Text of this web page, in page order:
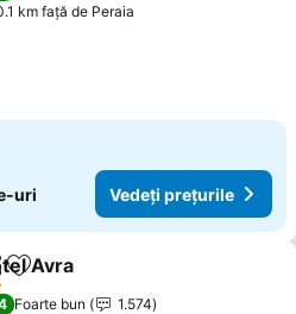
km faţă de Peraia
uri Vedeți prețurile
Adăugaţi la favorite
Avra
Foarte bun
1.574